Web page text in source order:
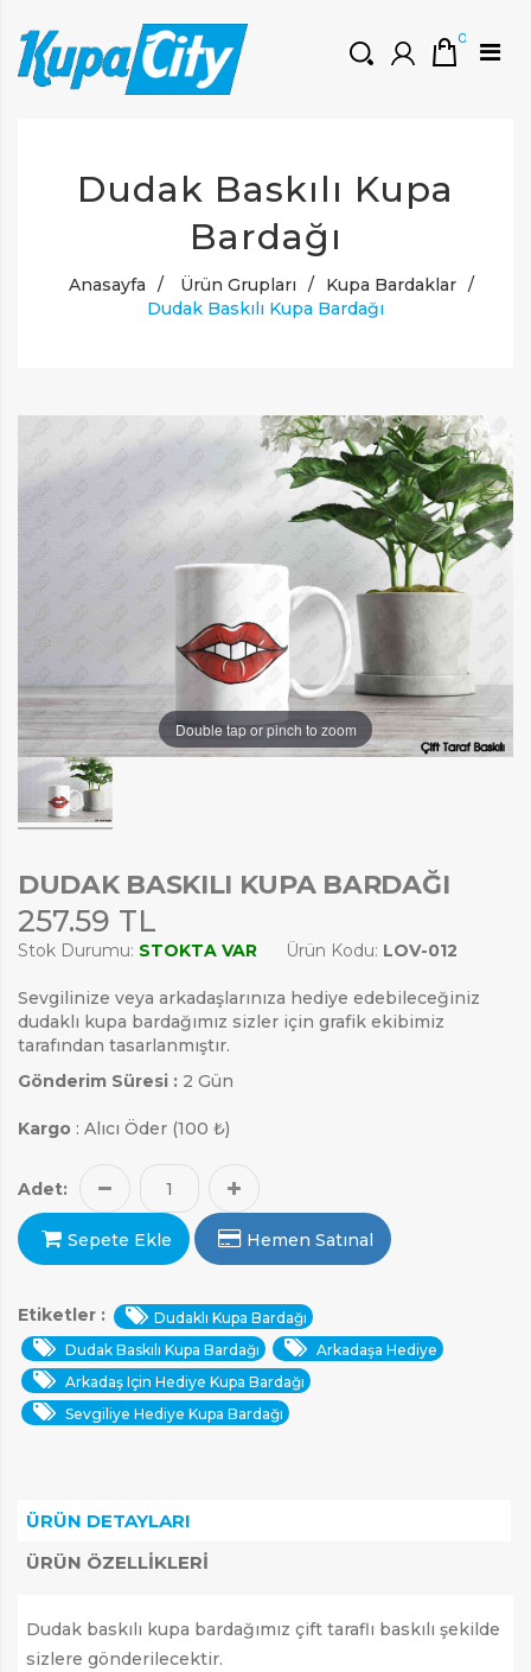
Müşteri Girişi
0
0 ₺
Dudak Baskılı Kupa
Bardağı
Anasayfa / Ürün Grupları / Kupa Bardaklar /
Dudak Baskılı Kupa Bardağı
Double tap or pinch to zoom
DUDAK BASKILI KUPA BARDAĞI
257.59 TL
Stok Durumu: STOKTA VAR Ürün Kodu: LOV-012
Sevgilinize veya arkadaşlarınıza hediye edebileceğiniz
dudaklı kupa bardağımız sizler için grafik ekibimiz
tarafından tasarlanmıştır.
Gönderim Süresi : 2 Gün
Kargo : Alıcı Öder (100 ₺)
Adet:
Sepete Ekle Hemen Satınal
Etiketler :
Dudaklı Kupa Bardağı
Dudak Baskılı Kupa Bardağı
Arkadaşa Hediye
Arkadaş Için Hediye Kupa Bardağı
Sevgiliye Hediye Kupa Bardağı
ÜRÜN DETAYLARI
ÜRÜN ÖZELLIKLERI
Dudak baskılı kupa bardağımız çift taraflı baskılı şekilde
sizlere gönderilecektir.